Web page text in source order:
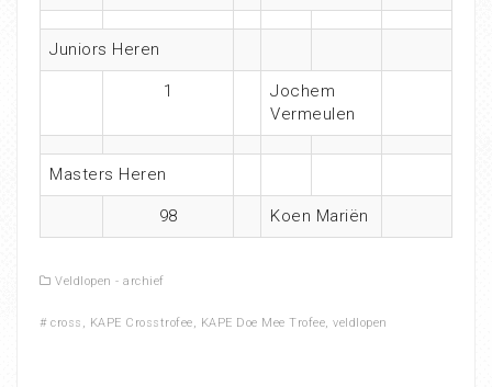
Juniors Heren
1
Jochem
Vermeulen
Masters Heren
98 Koen Mariën
Veldlopen - archief
# cross , KAPE Crosstrofee, KAPE Doe Mee Trofee, veldlopen